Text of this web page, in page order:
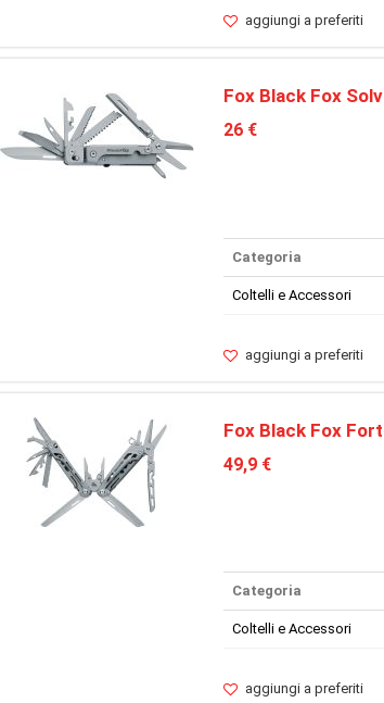
aggiungi a preferiti
Fox Black Fox
26 €
Categoria
Coltelli e Accessori
aggiungi a preferiti
Fox Black Fox
49,9 €
Categoria
Coltelli e Accessori
aggiungi a preferiti